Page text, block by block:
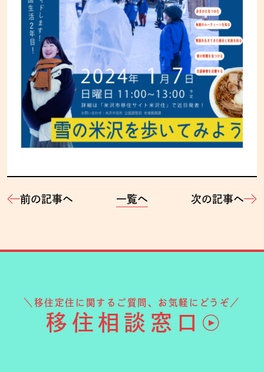
前の記事へ 一覧へ 次の記事へ
＼移住定住に関するご質問、お気軽にどうぞ／
移住相談窓口